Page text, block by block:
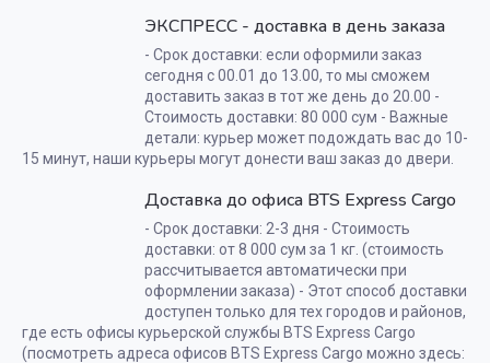
ЭКСПРЕСС - доставка в день заказа
- Срок доставки: если оформили заказ
сегодня с 00.01 до 13.00, то мы сможем
доставить заказ в тот же день до 20.00 -
Стоимость доставки: 80 000 сум - Важные
детали: курьер может подождать вас до 10-
15 минут, наши курьеры могут донести ваш заказ до двери.
Доставка до офиса BTS Express Cargo
- Срок доставки: 2-3 дня - Стоимость
доставки: от 8 000 сум за 1 кг. (стоимость
рассчитывается автоматически при
оформлении заказа) - Этот способ доставки
доступен только для тех городов и районов,
где есть офисы курьерской службы BTS Express Cargo
(посмотреть адреса офисов BTS Express Cargo можно здесь: